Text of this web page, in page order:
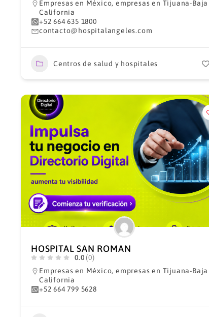
Empresas en México,empresas en Tijuana-Baja
California
+52 664 635 1800
contacto@hospitalangeles.com
Centros de salud y hospitales
HOSPITAL SAN ROMAN
0.0 (0)
Empresas en México,empresas en Tijuana-Baja
California
+52 664 799 5628